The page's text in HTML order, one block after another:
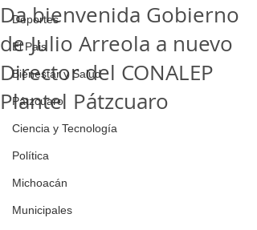
Deportes
El Pais
Bienestar y Salud
Pátzcuaro
Ciencia y Tecnología
Política
Michoacán
Municipales
Da bienvenida Gobierno
de Julio Arreola a nuevo
Director del CONALEP
Plantel Pátzcuaro